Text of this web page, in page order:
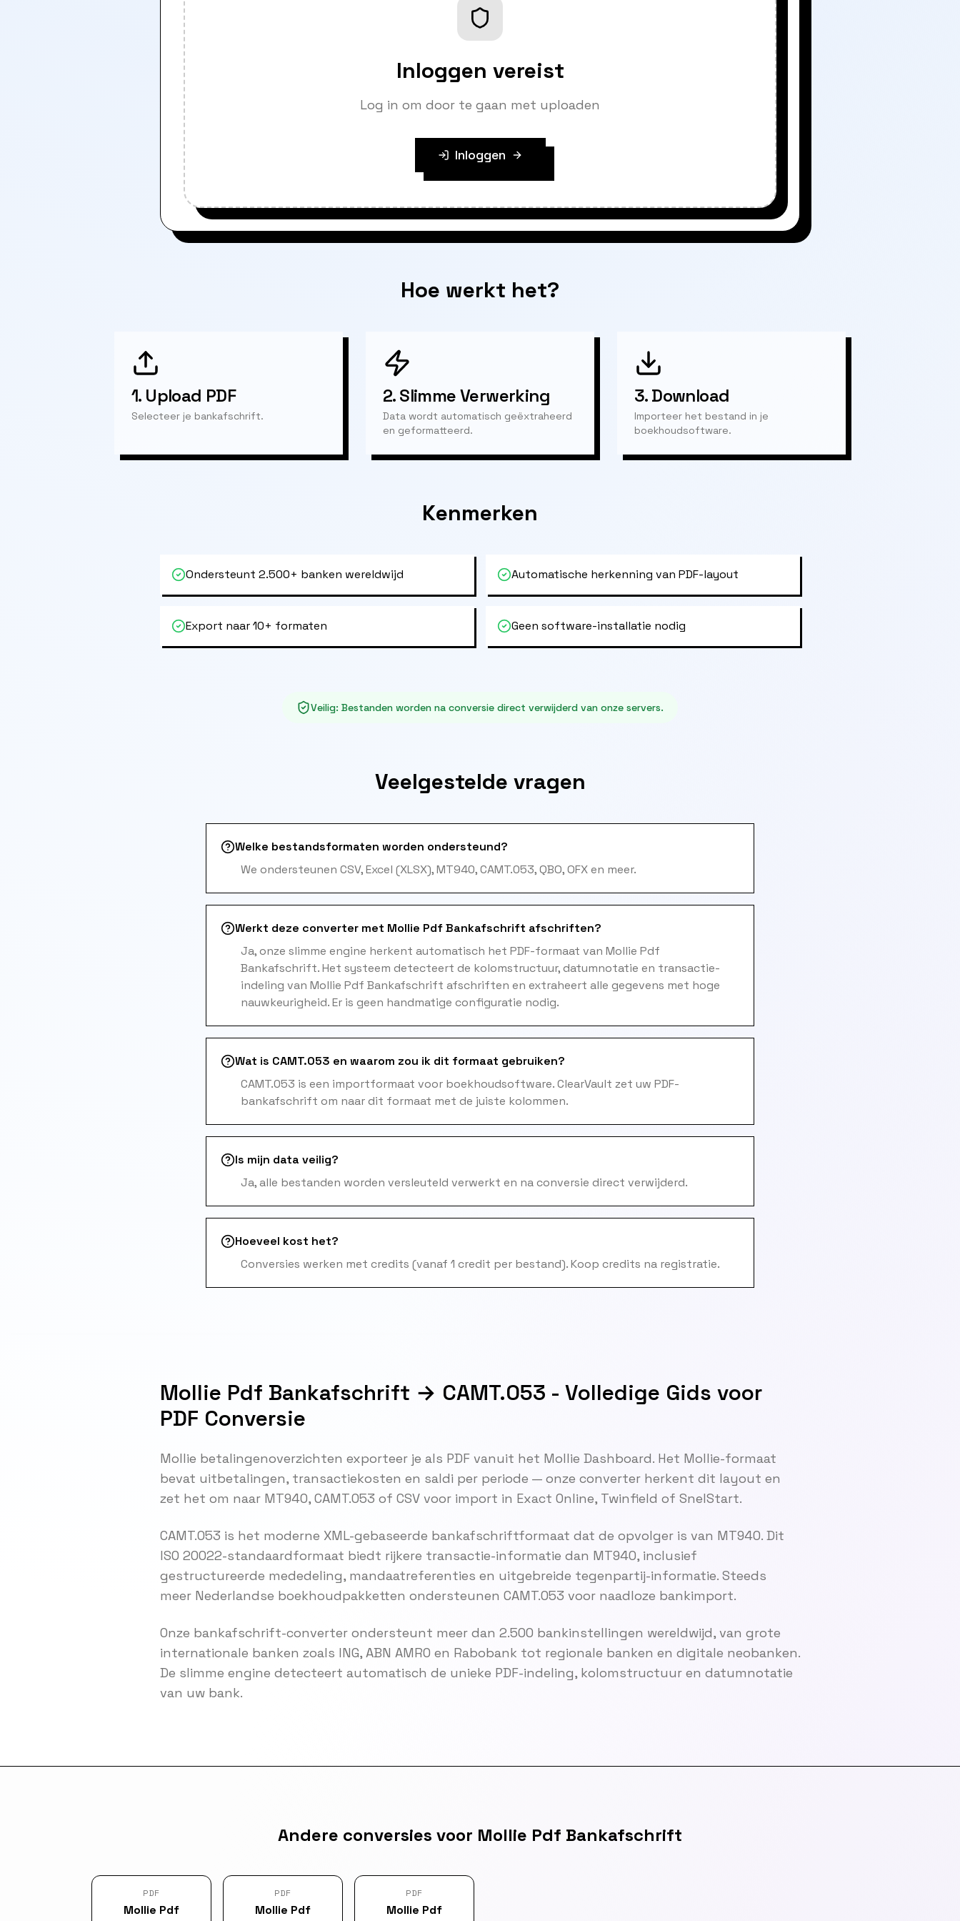
Inloggen vereist
Log in om door te gaan met uploaden
Inloggen
Hoe werkt het?
1. Upload PDF
Selecteer je bankafschrift.
2.Slimme Verwerking
Data wordt automatisch geëxtraheerd
en geformatteerd.
3.Download
Importeer het bestand in je
boekhoudsoftware.
Kenmerken
Ondersteunt 2.500+ banken wereldwijd Automatische herkenning van PDF-layout
Export naar 10+ formaten Geen software-installatie nodig
Veilig: Bestanden worden na conversie direct verwijderd van onze servers.
Veelgestelde vragen
Welke bestandsformaten worden ondersteund?
We ondersteunen CSV, Excel (XLSX), MT940, CAMT.053, QBO, OFX en meer.
Werkt deze converter met Mollie Pdf Bankafschrift afschriften?
Ja, onze slimme engine herkent automatisch het PDF-formaat van Mollie Pdf
Bankafschrift. Het systeem detecteert de kolomstructuur, datumnotatie en transactie-
indeling van Mollie Pdf Bankafschrift afschriften en extraheert alle gegevens met hoge
nauwkeurigheid. Er is geen handmatige configuratie nodig.
Wat is CAMT.053 en waarom zou ik dit formaat gebruiken?
CAMT.053 is een importformaat voor boekhoudsoftware. ClearVault zet uw PDF-
bankafschrift om naar dit formaat met de juiste kolommen.
Is mijn data veilig?
Ja, alle bestanden worden versleuteld verwerkt en na conversie direct verwijderd.
Hoeveel kost het?
Conversies werken met credits (vanaf 1 credit per bestand). Koop credits na registratie.
Mollie Pdf Bankafschrift → CAMT.053 - Volledige Gids voor
PDF Conversie
Mollie betalingenoverzichten exporteer je als PDF vanuit het Mollie Dashboard. Het Mollie-formaat
bevat uitbetalingen, transactiekosten en saldi per periode — onze converter herkent dit layout en
zet het om naar MT940, CAMT.053 of CSV voor import in Exact Online, Twinfield of SnelStart.
CAMT.053 is het moderne XML-gebaseerde bankafschriftformaat dat de opvolger is van MT940. Dit
ISO 20022-standaardformaat biedt rijkere transactie-informatie dan MT940, inclusief
gestructureerde mededeling, mandaatreferenties en uitgebreide tegenpartij-informatie. Steeds
meer Nederlandse boekhoudpakketten ondersteunen CAMT.053 voor naadloze bankimport.
Onze bankafschrift-converter ondersteunt meer dan 2.500 bankinstellingen wereldwijd, van grote
internationale banken zoals ING, ABN AMRO en Rabobank tot regionale banken en digitale neobanken.
De slimme engine detecteert automatisch de unieke PDF-indeling, kolomstructuur en datumnotatie
van uw bank.
Andere conversies voor Mollie Pdf Bankafschrift
PDF
Mollie Pdf
PDF
Mollie Pdf
PDF
Mollie Pdf